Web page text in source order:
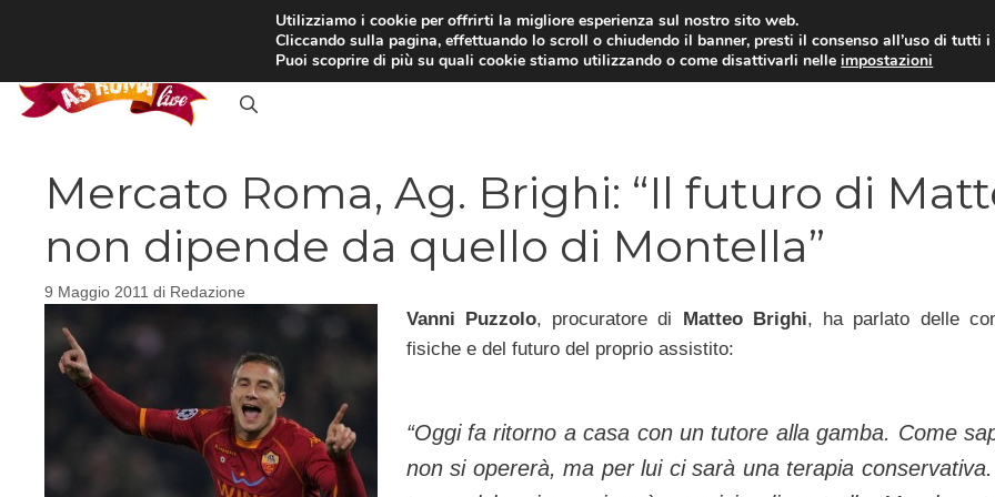
RASSEGNA STAMPA INTERVISTE CALCIOMERCATO CAMPIONATO
Mercato Roma, Ag. Brighi: “Il futuro di
non dipende da quello di Montella”
9 Maggio 2011 di Redazione
Vanni Puzzolo, procuratore di Matteo Brighi, ha parlato delle
fisiche e del futuro del proprio assistito:
“Oggi fa ritorno a casa con un tutore alla gamba. Come
non si opererà, ma per lui ci sarà una terapia
Utilizziamo i cookie per offrirti la migliore esperienza sul nostro sito web.
Cliccando sulla pagina, effettuando lo scroll o chiudendo il banner, presti il consenso all’uso di tutti i
Puoi scoprire di più su quali cookie stiamo utilizzando o come disattivarli nelleimpostazioni